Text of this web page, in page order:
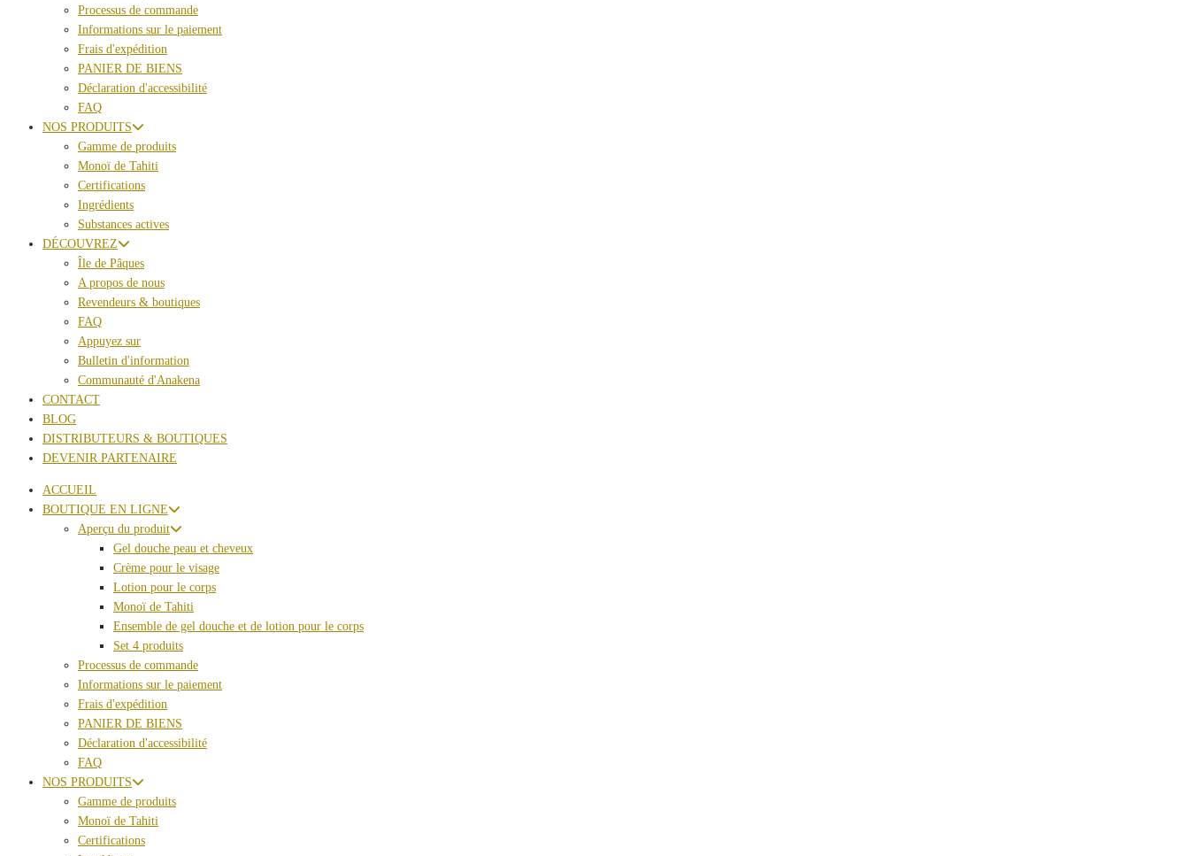
Processus de commande
Informations sur le paiement
Frais d'expédition
PANIER DE BIENS
Déclaration d'accessibilité
FAQ
NOS PRODUITS
Gamme de produits
Monoï de Tahiti
Certifications
Ingrédients
Substances actives
DÉCOUVREZ
Île de Pâques
A propos de nous
Revendeurs & boutiques
FAQ
Appuyez sur
Bulletin d'information
Communauté d'Anakena
CONTACT
BLOG
DISTRIBUTEURS & BOUTIQUES
DEVENIR PARTENAIRE
ACCUEIL
BOUTIQUE EN LIGNE
Aperçu du produit
Gel douche peau et cheveux
Crème pour le visage
Lotion pour le corps
Monoï de Tahiti
Ensemble de gel douche et de lotion pour le corps
Set 4 produits
Processus de commande
Informations sur le paiement
Frais d'expédition
PANIER DE BIENS
Déclaration d'accessibilité
FAQ
NOS PRODUITS
Gamme de produits
Monoï de Tahiti
Certifications